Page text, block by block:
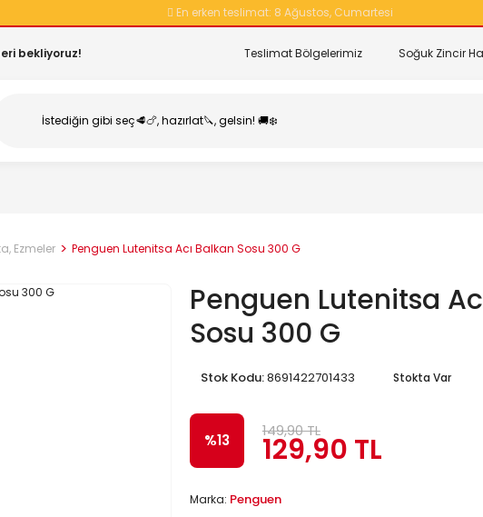
En erken teslimat: 8 Ağustos, Cumartesi
bekliyoruz! Teslimat Bölgelerimiz Soğuk Zincir
Ezmeler Penguen Lutenitsa Acı Balkan Sosu 300 G
Penguen Lutenitsa
Sosu 300 G
Stok Kodu:8691422701433 Stokta Var
%13
149,90 TL
129,90 TL
Marka: Penguen